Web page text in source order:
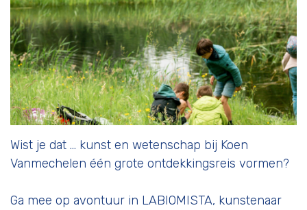
Wist je dat … kunst en wetenschap bij Koen
Vanmechelen één grote ontdekkingsreis vormen?
Ga mee op avontuur in LABIOMISTA, kunstenaar